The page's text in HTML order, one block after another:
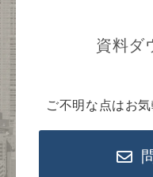
資料ダ
ご不明な点はお